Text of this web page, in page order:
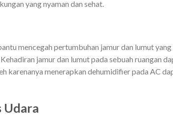
yang nyaman dan sehat.
mencegah pertumbuhan jamur dan lumut yang
jamur dan lumut pada sebuah ruangan
karenanya menerapkan dehumidifier pada AC
Udara